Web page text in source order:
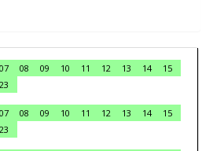
07 08 09 10 11 12 13 14
15
23
07 08 09 10 11 12 13 14
15
23